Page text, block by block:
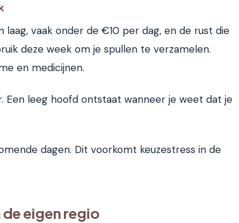
laag, vaak onder de €10 per dag, en de rust die
deze week om je spullen te verzamelen.
en medicijnen.
Een leeg hoofd ontstaat wanneer je weet dat je
dagen. Dit voorkomt keuzestress in de
eigen regio